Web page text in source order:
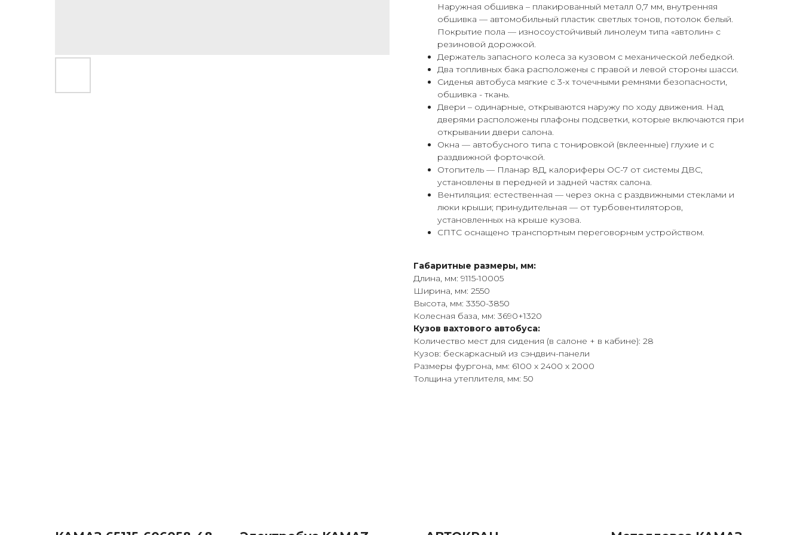
Наружная обшивка – плакированный металл 0,7 мм, внутренняя
обшивка — автомобильный пластик светлых тонов, потолок белый.
Покрытие пола — износоустойчивый линолеум типа «автолин» с
резиновой дорожкой.
Держатель запасного колеса за кузовом с механической лебедкой.
Два топливных бака расположены с правой и левой стороны шасси.
Сиденья автобуса мягкие с 3-х точечными ремнями безопасности,
обшивка - ткань.
Двери – одинарные, открываются наружу по ходу движения. Над
дверями расположены плафоны подсветки, которые включаются при
открывании двери салона.
Окна — автобусного типа с тонировкой (вклеенные) глухие и с
раздвижной форточкой.
Отопитель — Планар 8Д, калориферы ОС-7 от системы ДВС,
установлены в передней и задней частях салона.
Вентиляция: естественная — через окна с раздвижными стеклами и
люки крыши; принудительная — от турбовентиляторов,
установленных на крыше кузова.
СПТС оснащено транспортным переговорным устройством.
Габаритные размеры, мм:
Длина, мм: 9115-10005
Ширина, мм: 2550
Высота, мм: 3350-3850
Колесная база, мм: 3690+1320
Кузов вахтового автобуса:
Количество мест для сидения (в салоне + в кабине): 28
Кузов: бескаркасный из сэндвич-панели
Размеры фургона, мм: 6100 х 2400 х 2000
Толщина утеплителя, мм: 50